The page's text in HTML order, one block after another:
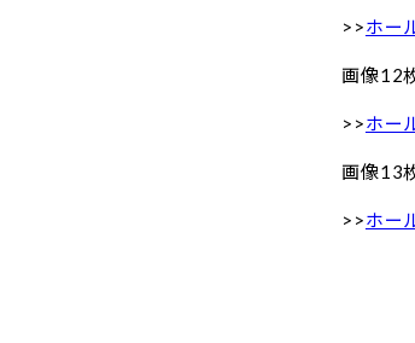
>>ホー
画像12
>>ホー
画像13
>>ホー